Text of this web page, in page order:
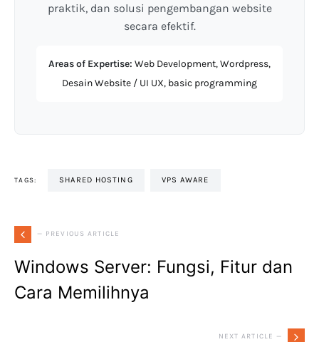
praktik, dan solusi pengembangan website
secara efektif.
Areas of Expertise: Web Development, Wordpress,
Desain Website / UI UX, basic programming
TAGS: SHARED HOSTING VPS AWARE
— PREVIOUS ARTICLE
Windows Server: Fungsi, Fitur dan
Cara Memilihnya
NEXT ARTICLE —